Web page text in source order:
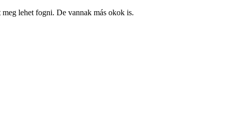
lehet fogni. De vannak más okok is.